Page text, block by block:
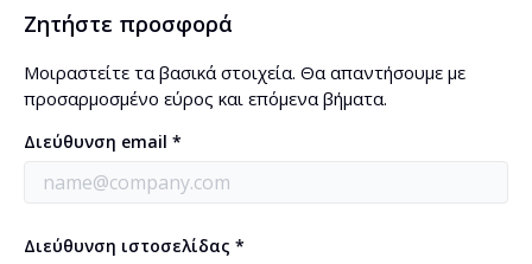
Ζητήστε προσφορά
Μοιραστείτε τα βασικά στοιχεία. Θα απαντήσουμε με
προσαρμοσμένο εύρος και επόμενα βήματα.
Διεύθυνση email *
Διεύθυνση ιστοσελίδας *